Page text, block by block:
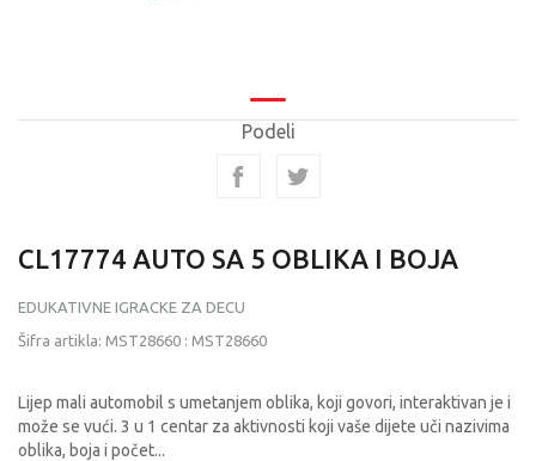
Podeli
CL17774 AUTO SA 5 OBLIKA I BOJA
EDUKATIVNE IGRACKE ZA DECU
Šifra artikla: MST28660 : MST28660
Lijep mali automobil s umetanjem oblika, koji govori, interaktivan je i
može se vući. 3 u 1 centar za aktivnosti koji vaše dijete uči nazivima
oblika, boja i počet...